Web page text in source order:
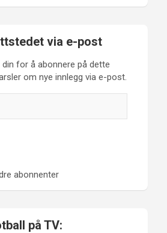
via e-post
for å abonnere på dette
om nye innlegg via e-post.
abonnenter
på TV: